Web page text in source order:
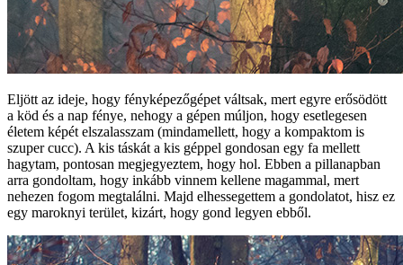
Eljött az ideje, hogy fényképezőgépet váltsak, mert egyre erősödött
a köd és a nap fénye, nehogy a gépen múljon, hogy esetlegesen
életem képét elszalasszam (mindamellett, hogy a kompaktom is
szuper cucc). A kis táskát a kis géppel gondosan egy fa mellett
hagytam, pontosan megjegyeztem, hogy hol. Ebben a pillanapban
arra gondoltam, hogy inkább vinnem kellene magammal, mert
nehezen fogom megtalálni. Majd elhessegettem a gondolatot, hisz ez
egy maroknyi terület, kizárt, hogy gond legyen ebből.